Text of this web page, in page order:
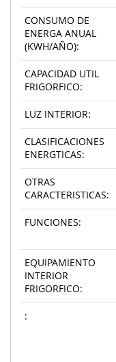
CONSUMO DE
ENERGA ANUAL
(KWH/AÑO):
CAPACIDAD UTIL
FRIGORFICO:
LUZ INTERIOR:
CLASIFICACIONES
ENERGTICAS:
OTRAS
CARACTERISTICAS:
FUNCIONES:
EQUIPAMIENTO
INTERIOR
FRIGORFICO:
: